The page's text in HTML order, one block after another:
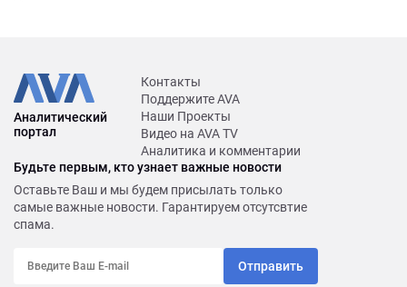
Аналитический
портал
Контакты
Поддержите AVA
Наши Проекты
Видео на AVA TV
Аналитика и комментарии
Будьте первым, кто узнает важные новости
Оставьте Ваш и мы будем присылать только
самые важные новости. Гарантируем отсутсвтие
спама.
Отправить